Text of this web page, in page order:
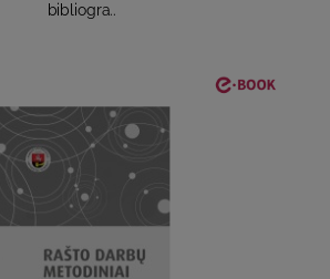
bibliogra..